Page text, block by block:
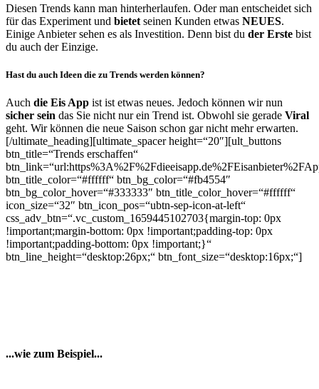
Diesen Trends kann man hinterherlaufen. Oder man entscheidet sich
für das Experiment und bietet seinen Kunden etwas NEUES.
Einige Anbieter sehen es als Investition. Denn bist du der Erste bist
du auch der Einzige.
Hast du auch Ideen die zu Trends werden können?
Auch die Eis App ist ist etwas neues. Jedoch können wir nun
sicher sein das Sie nicht nur ein Trend ist. Obwohl sie gerade Viral
geht. Wir können die neue Saison schon gar nicht mehr erwarten.
[/ultimate_heading][ultimate_spacer height=“20″][ult_buttons
btn_title=“Trends erschaffen“
btn_title_color=“#ffffff“ btn_bg_color=“#fb4554″
btn_bg_color_hover=“#333333″ btn_title_color_hover=“#ffffff“
icon_size=“32″ btn_icon_pos=“ubtn-sep-icon-at-left“
css_adv_btn=“.vc_custom_1659445102703{margin-top: 0px
!important;margin-bottom: 0px !important;padding-top: 0px
!important;padding-bottom: 0px !important;}“
btn_line_height=“desktop:26px;“ btn_font_size=“desktop:16px;“]
...wie zum Beispiel...